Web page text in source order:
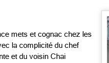
mets et cognac chez les
la complicité du chef
et du voisin Chai